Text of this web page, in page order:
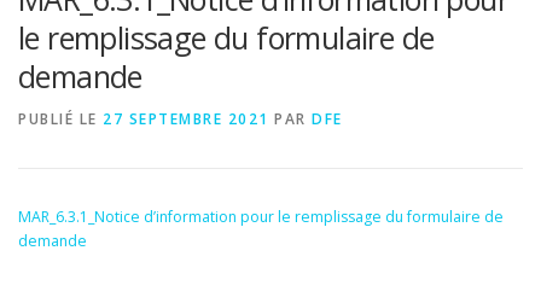
SIGNALER UNE FRAUDE
le remplissage du formulaire de
demande
PUBLIÉ LE 27 SEPTEMBRE 2021 PAR DFE
MAR_6.3.1_Notice d’information pour le remplissage du formulaire de
demande